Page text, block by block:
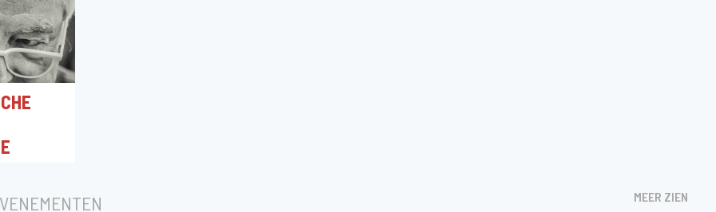
MEER ZIEN